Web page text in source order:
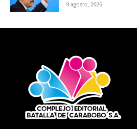
9 agosto, 2026